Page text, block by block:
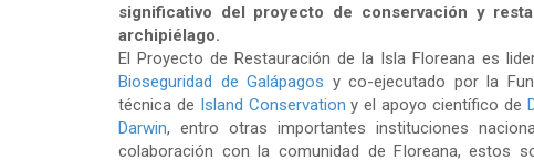
significativo del proyecto de conservación y
archipiélago.
El Proyecto de Restauración de la Isla Floreana es
Bioseguridad de Galápagos y co-ejecutado por la
técnica de Island Conservation y el apoyo científico de
Darwin, entro otras importantes instituciones
colaboración con la comunidad de Floreana, estos